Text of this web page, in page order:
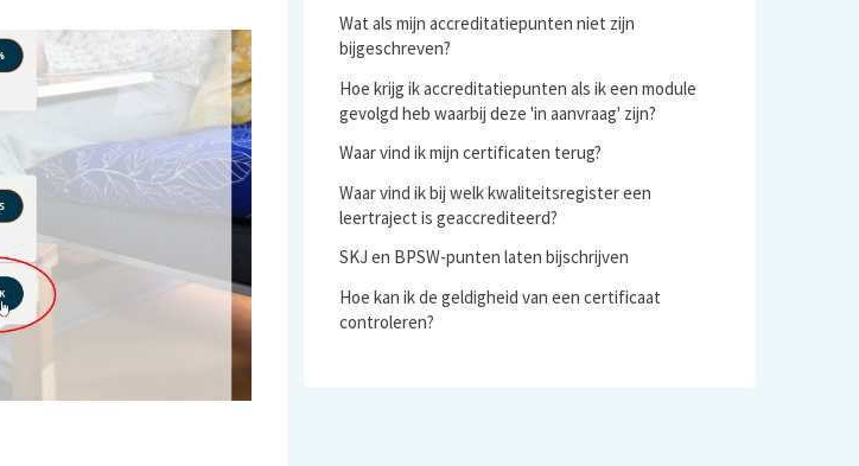
Wat als mijn accreditatiepunten niet zijn
bijgeschreven?
Hoe krijg ik accreditatiepunten als ik een module
gevolgd heb waarbij deze 'in aanvraag' zijn?
Waar vind ik mijn certificaten terug?
Waar vind ik bij welk kwaliteitsregister een
leertraject is geaccrediteerd?
SKJ en BPSW-punten laten bijschrijven
Hoe kan ik de geldigheid van een certificaat
controleren?